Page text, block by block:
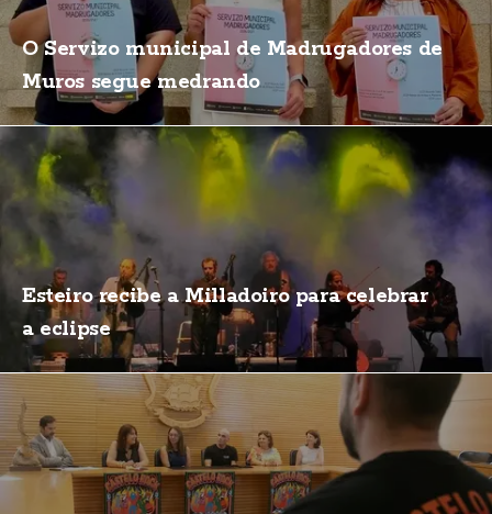
O Servizo municipal de Madrugadores de
Muros segue medrando
Esteiro recibe a Milladoiro para celebrar
a eclipse